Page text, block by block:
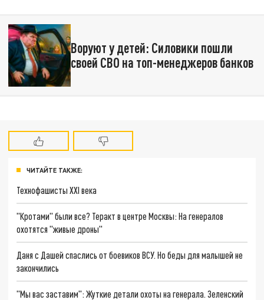
Воруют у детей: Силовики пошли
своей СВО на топ-менеджеров банков
ЧИТАЙТЕ ТАКЖЕ:
Технофашисты XXI века
"Кротами" были все? Теракт в центре Москвы: На генералов
охотятся "живые дроны"
Даня с Дашей спаслись от боевиков ВСУ. Но беды для малышей не
закончились
"Мы вас заставим": Жуткие детали охоты на генерала. Зеленский